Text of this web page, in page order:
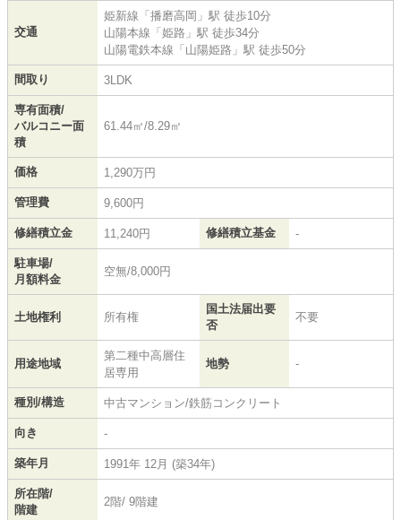
交通
姫新線 「播磨高岡 」駅 徒歩10分
山陽本線 「姫路 」駅 徒歩34分
山陽電鉄本線 「山陽姫路 」駅 徒歩50分
間取り 3LDK
専有面積/
バルコニー面
積
61.44㎡/8.29㎡
価格 1,290万円
管理費 9,600円
修繕積立金 11,240円 修繕積立基金 -
駐車場/
月額料金
空無/8,000円
土地権利 所有権
国土法届出要
否
不要
用途地域
第二種中高層住
居専用
地勢 -
種別/構造 中古マンション/鉄筋コンクリート
向き -
築年月 1991年 12月 (築34年)
所在階/
階建
2階/ 9階建